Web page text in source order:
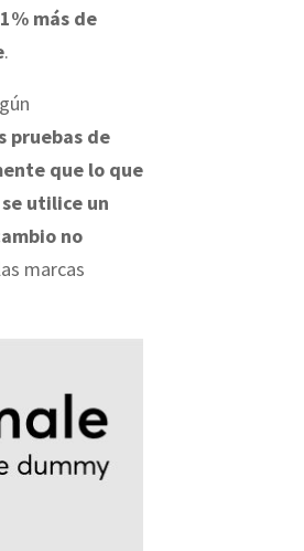
más de
.
pruebas de
que lo que
utilice un
no
marcas